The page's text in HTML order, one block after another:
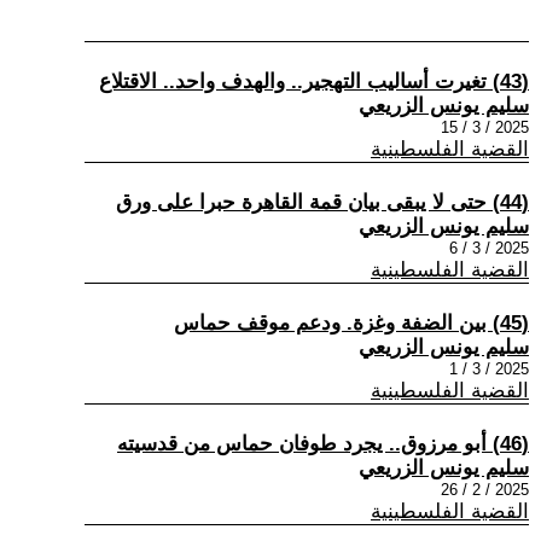
(43) تغيرت أساليب التهجير.. والهدف واحد.. الاقتلاع
سليم يونس الزريعي
2025 / 3 / 15
القضية الفلسطينية
(44) حتى لا يبقى بيان قمة القاهرة حبرا على ورق
سليم يونس الزريعي
2025 / 3 / 6
القضية الفلسطينية
(45) بين الضفة وغزة. ودعم موقف حماس
سليم يونس الزريعي
2025 / 3 / 1
القضية الفلسطينية
(46) أبو مرزوق.. يجرد طوفان حماس من قدسيته
سليم يونس الزريعي
2025 / 2 / 26
القضية الفلسطينية